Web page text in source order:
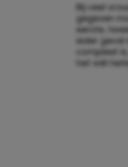
Bij veel
gegeven
eerste,
ieder geval
compleet
het wèl